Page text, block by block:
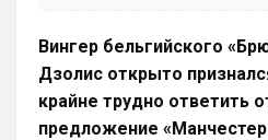
Вингер бельгийского
Дзолис открыто
крайне трудно ответить
предложение
Отмечу сразу, что мы тоже
прошли, ужасное время
трансферов, после Венгера,
нет надежды, что все